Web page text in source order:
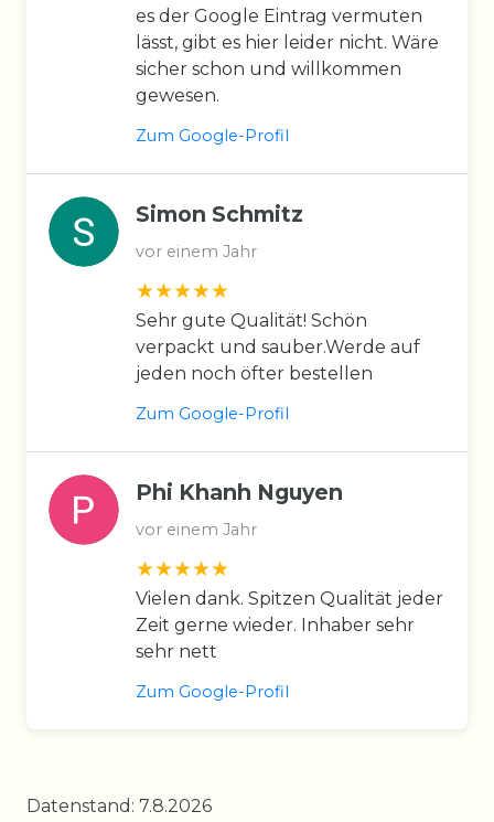
es der Google Eintrag vermuten
lässt, gibt es hier leider nicht. Wäre
sicher schon und willkommen
gewesen.
Zum Google-Profil
Simon Schmitz
vor einem Jahr
Sehr gute Qualität! Schön
verpackt und sauber.Werde auf
jeden noch öfter bestellen
Zum Google-Profil
Phi Khanh Nguyen
vor einem Jahr
Vielen dank. Spitzen Qualität jeder
Zeit gerne wieder. Inhaber sehr
sehr nett
Zum Google-Profil
Datenstand: 7.8.2026